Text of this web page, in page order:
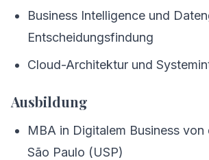
Business Intelligence und
Entscheidungsfindung
Cloud-Architektur und
Ausbildung
MBA in Digitalem Business
São Paulo (USP)